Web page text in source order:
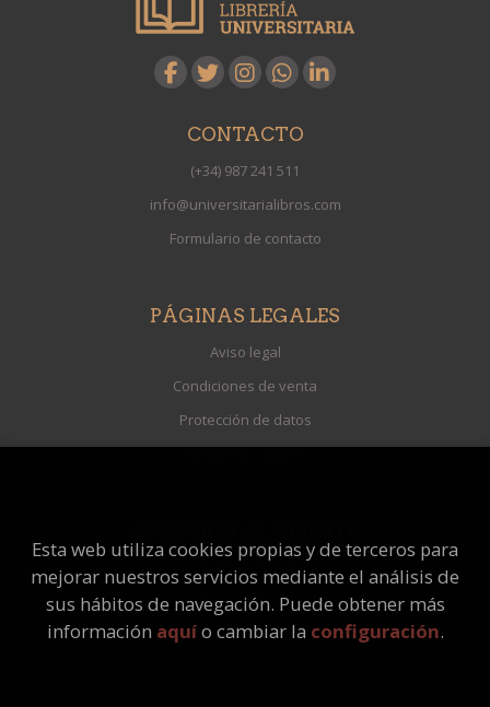
CONTACTO
(+34) 987 241 511
info@universitarialibros.com
Formulario de contacto
PÁGINAS LEGALES
Aviso legal
Condiciones de venta
Protección de datos
Política de Cookies
Quiénes somos
Pedidos especiales
Esta web utiliza cookies propias y de terceros para
mejorar nuestros servicios mediante el análisis de
sus hábitos de navegación. Puede obtener más
información aquío cambiar la configuración.